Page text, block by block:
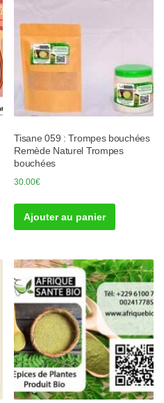
Tisane 059 : Trompes bouchées
Remède Naturel Trompes
bouchées
30.00€
Ajouter au panier